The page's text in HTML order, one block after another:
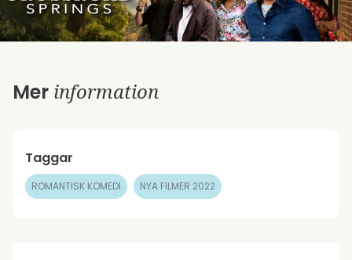
Mer information
Taggar
ROMANTISK KOMEDI NYA FILMER 2022